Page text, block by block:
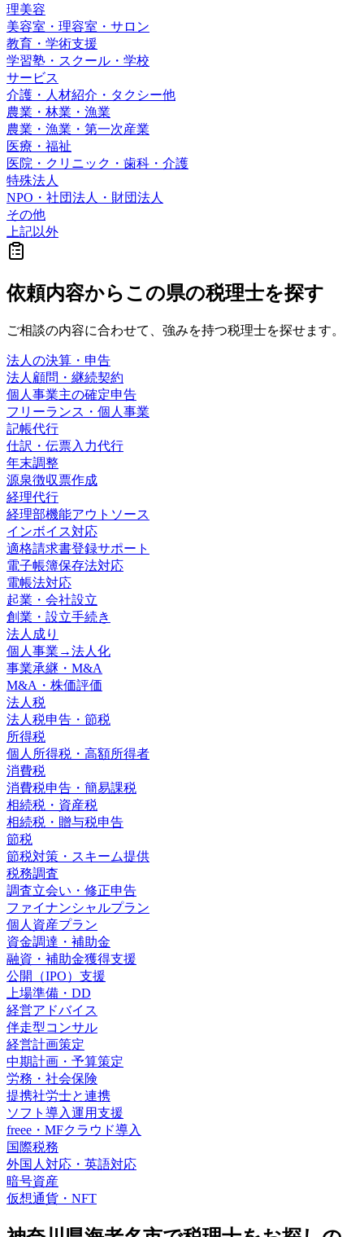
理美容
美容室・理容室・サロン
教育・学術支援
学習塾・スクール・学校
サービス
介護・人材紹介・タクシー他
農業・林業・漁業
農業・漁業・第一次産業
医療・福祉
医院・クリニック・歯科・介護
特殊法人
NPO・社団法人・財団法人
その他
上記以外
依頼内容からこの県の税理士を探す
ご相談の内容に合わせて、強みを持つ税理士を探せます。
法人の決算・申告
法人顧問・継続契約
個人事業主の確定申告
フリーランス・個人事業
記帳代行
仕訳・伝票入力代行
年末調整
源泉徴収票作成
経理代行
経理部機能アウトソース
インボイス対応
適格請求書登録サポート
電子帳簿保存法対応
電帳法対応
起業・会社設立
創業・設立手続き
法人成り
個人事業→法人化
事業承継・M&A
M&A・株価評価
法人税
法人税申告・節税
所得税
個人所得税・高額所得者
消費税
消費税申告・簡易課税
相続税・資産税
相続税・贈与税申告
節税
節税対策・スキーム提供
税務調査
調査立会い・修正申告
ファイナンシャルプラン
個人資産プラン
資金調達・補助金
融資・補助金獲得支援
公開（IPO）支援
上場準備・DD
経営アドバイス
伴走型コンサル
経営計画策定
中期計画・予算策定
労務・社会保険
提携社労士と連携
ソフト導入運用支援
freee・MFクラウド導入
国際税務
外国人対応・英語対応
暗号資産
仮想通貨・NFT